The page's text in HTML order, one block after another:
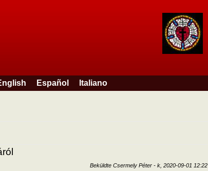
Español Italiano
Beküldte Csermely Péter - k, 2020-09-01 12:22